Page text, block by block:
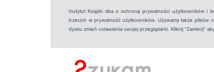
Instytut Książki dba o ochronę prywatności użytkowników i
trzecich w prywatność użytkowników. Używamy także plików
dysku zmień ustawienia swojej przeglądarki. Kliknij "Zamknij"